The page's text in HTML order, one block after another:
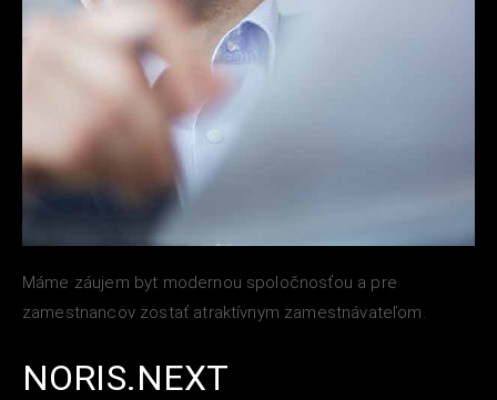
Máme záujem byt modernou spoločnosťou a pre
zamestnancov zostať atraktívnym zamestnávateľom.
NORIS.NEXT